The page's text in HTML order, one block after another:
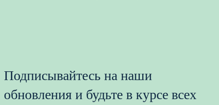
Подписывайтесь на наши
обновления и будьте в курсе всех